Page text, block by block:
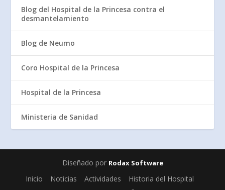
Blog del Hospital de la Princesa contra el
desmantelamiento
Blog de Neumo
Coro Hospital de la Princesa
Hospital de la Princesa
Ministeria de Sanidad
Diseñado por Rodax Software
Inicio Noticias Actividades
Historia del Hospital